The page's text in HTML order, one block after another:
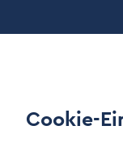
Wartung
Cookie-